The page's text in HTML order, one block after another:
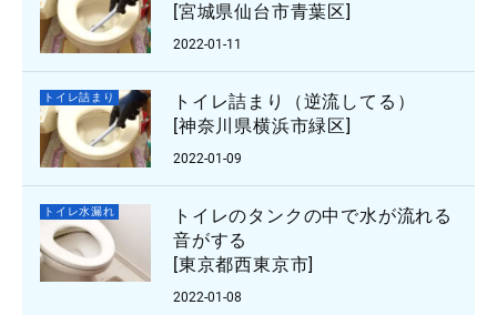
[宮城県仙台市青葉区]
2022-01-11
トイレ詰まり
トイレ詰まり（逆流してる）
[神奈川県横浜市緑区]
2022-01-09
トイレ水漏れ
トイレのタンクの中で水が流れる
音がする
[東京都西東京市]
2022-01-08